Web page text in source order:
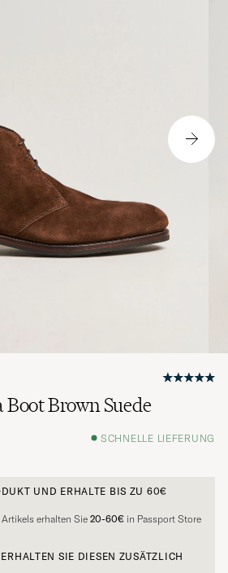
Brown Suede
SCHNELLE LIEFERUNG
UND ERHALTE BIS ZU 60€
erhalten Sie 20-60€ in Passport Store
SIE DIESEN ZUSÄTZLICH